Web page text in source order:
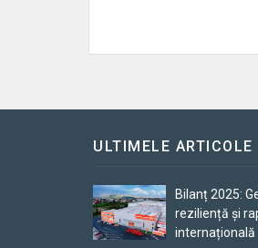
ULTIMELE ARTICOLE
Bilanț 2025:
reziliență și
internațională